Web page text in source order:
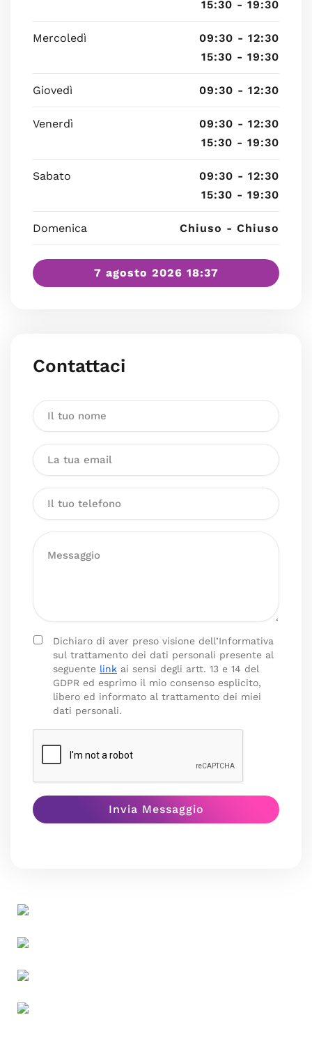
15:30 - 19:30
Mercoledì
09:30 - 12:30
15:30 - 19:30
Giovedì 09:30 - 12:30
Venerdì
09:30 - 12:30
15:30 - 19:30
Sabato
09:30 - 12:30
15:30 - 19:30
Domenica Chiuso - Chiuso
7 agosto 2026 18:37
Contattaci
Dichiaro di aver preso visione dell’Informativa
sul trattamento dei dati personali presente al
seguente link ai sensi degli artt. 13 e 14 del
GDPR ed esprimo il mio consenso esplicito,
libero ed informato al trattamento dei miei
dati personali.